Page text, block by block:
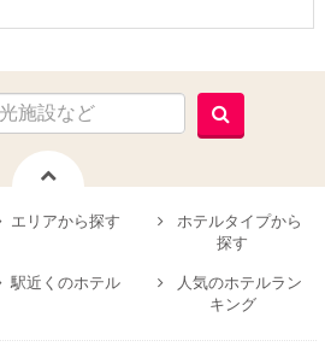
エリアから探す
ホテルタイプから
探す
駅近くのホテル
人気のホテルラン
キング